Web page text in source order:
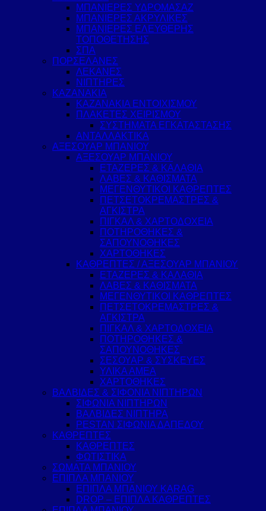
ΜΠΑΝΙΕΡΕΣ ΥΔΡΟΜΑΣΑΖ
ΜΠΑΝΙΕΡΕΣ ΑΚΡΥΛΙΚΕΣ
ΜΠΑΝΙΕΡΕΣ ΕΛΕΥΘΕΡΗΣ
ΤΟΠΟΘΕΤΗΣΗΣ
ΣΠΑ
ΠΟΡΣΕΛΑΝΕΣ
ΛΕΚΑΝΕΣ
ΝΙΠΤΗΡΕΣ
ΚΑΖΑΝΑΚΙΑ
ΚΑΖΑΝΑΚΙΑ ΕΝΤΟΙΧΙΣΜΟΥ
ΠΛΑΚΕΤΕΣ ΧΕΙΡΙΣΜΟΥ
ΣΥΣΤΗΜΑΤΑ ΕΓΚΑΤΑΣΤΑΣΗΣ
ΑΝΤΑΛΛΑΚΤΙΚΑ
ΑΞΕΣΟΥΑΡ ΜΠΑΝΙΟΥ
ΑΞΕΣΟΥΑΡ ΜΠΑΝΙΟΥ
ΕΤΑΖΕΡΕΣ & ΚΑΛΑΘΙΑ
ΛΑΒΕΣ & ΚΑΘΙΣΜΑΤΑ
ΜΕΓΕΝΘΥΤΙΚΟΙ ΚΑΘΡΕΠΤΕΣ
ΠΕΤΣΕΤΟΚΡΕΜΑΣΤΡΕΣ &
ΑΓΚΙΣΤΡΑ
ΠΙΓΚΑΛ & ΧΑΡΤΟΔΟΧΕΙΑ
ΠΟΤΗΡΟΘΗΚΕΣ &
ΣΑΠΟΥΝΟΘΗΚΕΣ
ΧΑΡΤΟΘΗΚΕΣ
ΚΑΘΡΕΠΤΕΣ / ΑΞΕΣΟΥΑΡ ΜΠΑΝΙΟΥ
ΕΤΑΖΕΡΕΣ & ΚΑΛΑΘΙΑ
ΛΑΒΕΣ & ΚΑΘΙΣΜΑΤΑ
ΜΕΓΕΝΘΥΤΙΚΟΙ ΚΑΘΡΕΠΤΕΣ
ΠΕΤΣΕΤΟΚΡΕΜΑΣΤΡΕΣ &
ΑΓΚΙΣΤΡΑ
ΠΙΓΚΑΛ & ΧΑΡΤΟΔΟΧΕΙΑ
ΠΟΤΗΡΟΘΗΚΕΣ &
ΣΑΠΟΥΝΟΘΗΚΕΣ
ΣΕΣΟΥΑΡ & ΣΥΣΚΕΥΕΣ
ΥΛΙΚΑ ΑΜΕΑ
ΧΑΡΤΟΘΗΚΕΣ
ΒΑΛΒΙΔΕΣ & ΣΙΦΟΝΙΑ ΝΙΠΤΗΡΩΝ
ΣΙΦΩΝΙΑ ΝΙΠΤΗΡΩΝ
ΒΑΛΒΙΔΕΣ ΝΙΠΤΗΡΑ
PESTAN ΣΙΦΩΝΙΑ ΔΑΠΕΔΟΥ
ΚΑΘΡΕΠΤΕΣ
ΚΑΘΡΕΠΤΕΣ
ΦΩΤΙΣΤΙΚΑ
ΣΩΜΑΤΑ ΜΠΑΝΙΟΥ
ΕΠΙΠΛΑ ΜΠΑΝΙΟΥ
ΕΠΙΠΛΑ ΜΠΑΝΙΟΥ KARAG
DROP – ΕΠΙΠΛΑ ΚΑΘΡΕΠΤΕΣ